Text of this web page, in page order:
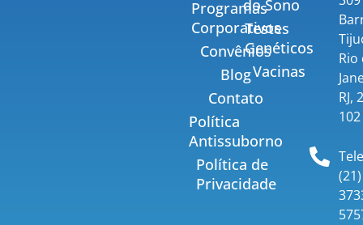
Programas
Corporativos
Convênios
Blog
Contato
Política
Antissuborno
Política de
Privacidade
do Sono
Testes
Genéticos
Vacinas
Rio
RJ,
102
(21)